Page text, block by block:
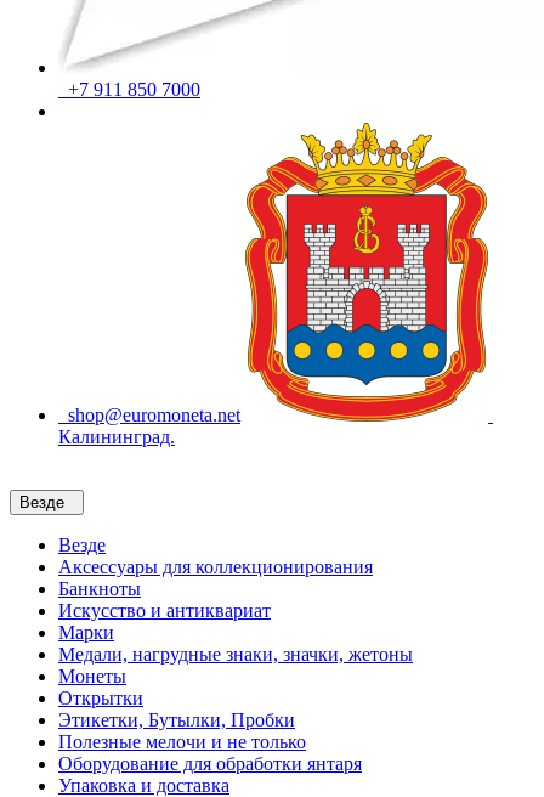
+7 911 850 7000
shop@euromoneta.net
Калининград.
Везде
Везде
Аксессуары для коллекционирования
Банкноты
Искусство и антиквариат
Марки
Медали, нагрудные знаки, значки, жетоны
Монеты
Открытки
Этикетки, Бутылки, Пробки
Полезные мелочи и не только
Оборудование для обработки янтаря
Упаковка и доставка